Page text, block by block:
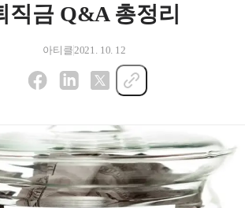
직금 Q&A 총정리
아티클 2021. 10. 12